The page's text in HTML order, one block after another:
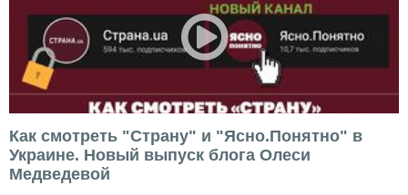
Как смотреть "Страну" и "Ясно.Понятно" в
Украине. Новый выпуск блога Олеси
Медведевой